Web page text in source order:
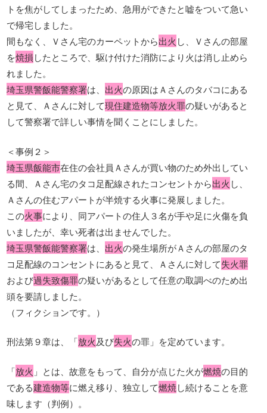
トを焦がしてしまったため、急用ができたと嘘をついて急い
で帰宅しました。
間もなく、Ｖさん宅のカーペットから出火 し、Ｖさんの部屋
を焼損したところで、駆け付けた消防により火は消し止めら
れました。
埼玉県警飯能警察署は、 出火の原因はＡさんのタバコにある
と見て、Ａさんに対して現住建造物等放火罪の疑いがあると
して警察署で詳しい事情を聞くことにしました。
＜事例２＞
埼玉県飯能市在住の会社員Ａさんが買い物のため外出してい
る間、Ａさん宅のタコ足配線されたコンセントから出火 し、
Ａさんの住むアパートが半焼する火事に発展しました。
この火事により、同アパートの住人３名が手や足に火傷を負
いましたが、幸い死者は出ませんでした。
埼玉県警飯能警察署は、 出火の発生場所がＡさんの部屋のタ
コ足配線のコンセントにあると見て、Ａさんに対して失火罪
および過失致傷罪の疑いがあるとして任意の取調べのため出
頭を要請しました。
（フィクションです。）
刑法第９章は、「放火及び失火の罪」を定めています。
「放火 」とは、故意をもって、自分が点じた火が燃焼の目的
である建造物等に燃え移り、独立して燃焼し続けることを意
味します（判例）。